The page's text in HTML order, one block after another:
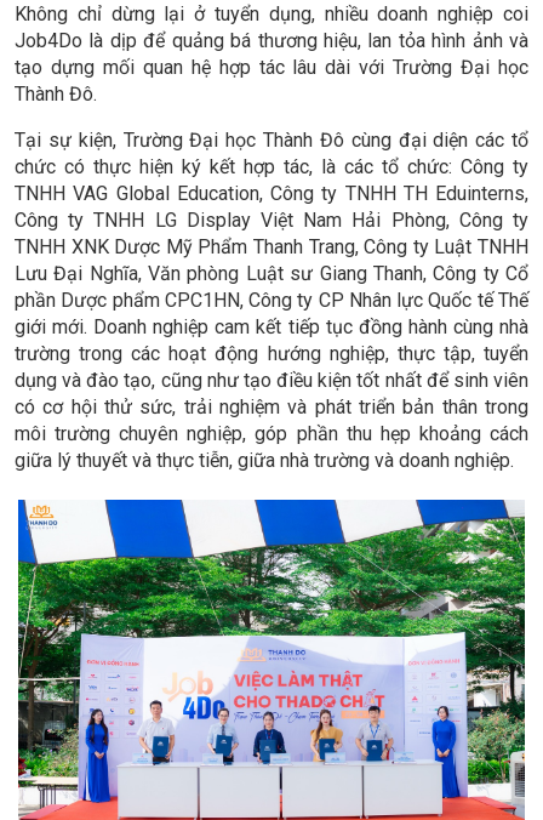
Không chỉ dừng lại ở tuyển dụng, nhiều doanh nghiệp coi
Job4Do là dịp để quảng bá thương hiệu, lan tỏa hình ảnh và
tạo dựng mối quan hệ hợp tác lâu dài với Trường Đại học
Thành Đô.
Tại sự kiện, Trường Đại học Thành Đô cùng đại diện các tổ
chức có thực hiện ký kết hợp tác, là các tổ chức: Công ty
TNHH VAG Global Education, Công ty TNHH TH Eduinterns,
Công ty TNHH LG Display Việt Nam Hải Phòng, Công ty
TNHH XNK Dược Mỹ Phẩm Thanh Trang, Công ty Luật TNHH
Lưu Đại Nghĩa, Văn phòng Luật sư Giang Thanh, Công ty Cổ
phần Dược phẩm CPC1HN, Công ty CP Nhân lực Quốc tế Thế
giới mới. Doanh nghiệp cam kết tiếp tục đồng hành cùng nhà
trường trong các hoạt động hướng nghiệp, thực tập, tuyển
dụng và đào tạo, cũng như tạo điều kiện tốt nhất để sinh viên
có cơ hội thử sức, trải nghiệm và phát triển bản thân trong
môi trường chuyên nghiệp, góp phần thu hẹp khoảng cách
giữa lý thuyết và thực tiễn, giữa nhà trường và doanh nghiệp.